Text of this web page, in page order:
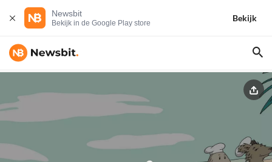
Newsbit
Bekijk in de Google Play store
Bekijk